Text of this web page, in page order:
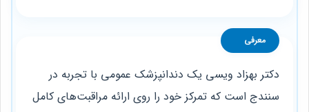
معرفی
دکتر بهزاد ویسی یک دندانپزشک عمومی با تجربه در
سنندج است که تمرکز خود را روی ارائه مراقبت‌های کامل